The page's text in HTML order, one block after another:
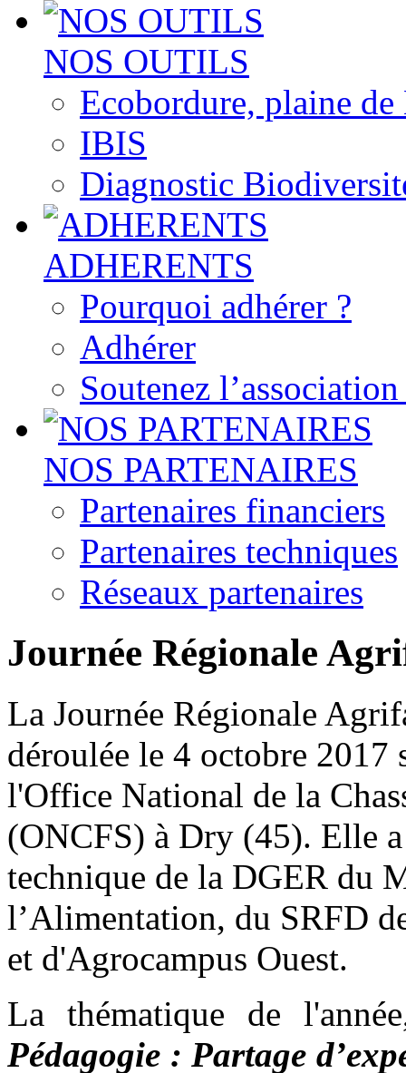
NOS OUTILS
Ecobordure, plaine de
IBIS
Diagnostic
ADHERENTS
Pourquoi adhérer ?
Adhérer
Soutenez
NOS PARTENAIRES
Partenaires financiers
Partenaires techniques
Réseaux partenaires
Journée Régionale
La Journée Régionale
déroulée le 4 octobre 2017
l'Office National de la
(ONCFS) à Dry (45). Elle
technique de la DGER du
l’Alimentation, du SRFD
et d'Agrocampus Ouest.
La thématique de
Pédagogie : Partage